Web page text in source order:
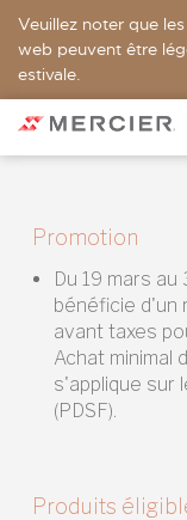
Veuillez noter que
web peuvent être
estivale.
Promotion
Du 19 mars
bénéficie d'un
avant taxes
Achat minimal
s'applique sur
(PDSF).
Produits